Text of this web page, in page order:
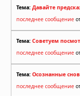
Тема: Давайте
последнее сообщение
Тема: Советуем
последнее сообщение
Тема: Осознанные
последнее сообщение